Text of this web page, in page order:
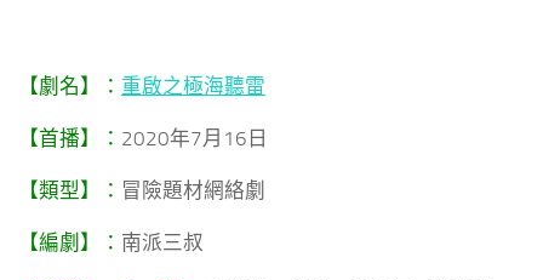
【劇名】： 重啟之極海聽雷
【首播】： 2020年7月16日
【類型】： 冒險題材網絡劇
【編劇】： 南派三叔